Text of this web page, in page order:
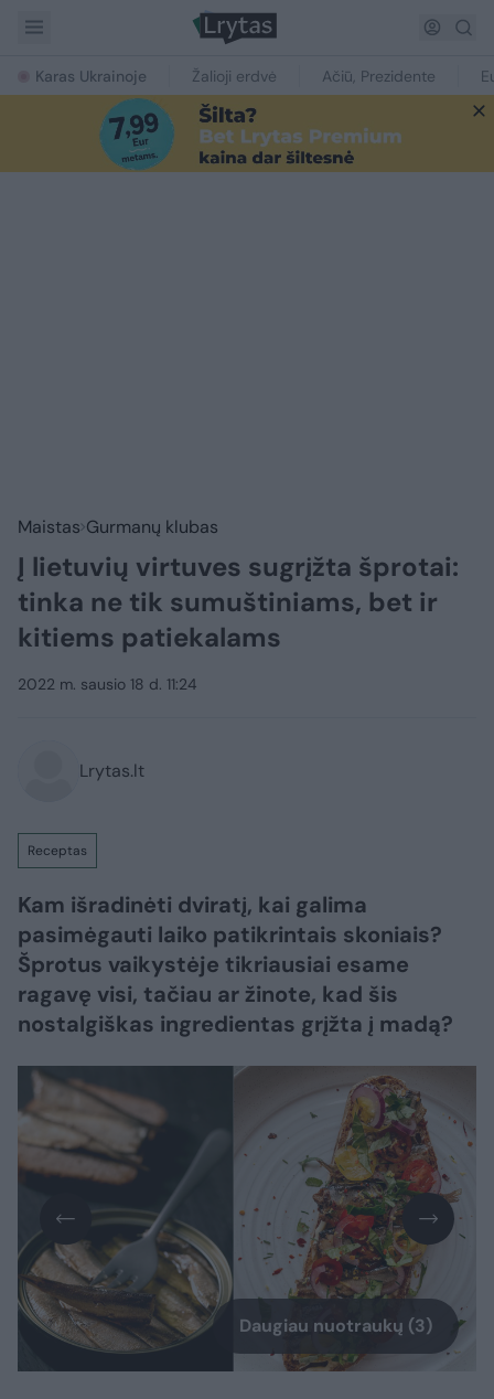
Karas Ukrainoje Žalioji erdvė Ačiū, Prezidente
Maistas Gurmanų klubas
Į lietuvių virtuves sugrįžta šprotai:
tinka ne tik sumuštiniams, bet ir
kitiems patiekalams
2022 m. sausio 18 d. 11:24
Lrytas.lt
Receptas
Kam išradinėti dviratį, kai galima
pasimėgauti laiko patikrintais skoniais?
Šprotus vaikystėje tikriausiai esame
ragavę visi, tačiau ar žinote, kad šis
nostalgiškas ingredientas grįžta į madą?
Daugiau nuotraukų (3)